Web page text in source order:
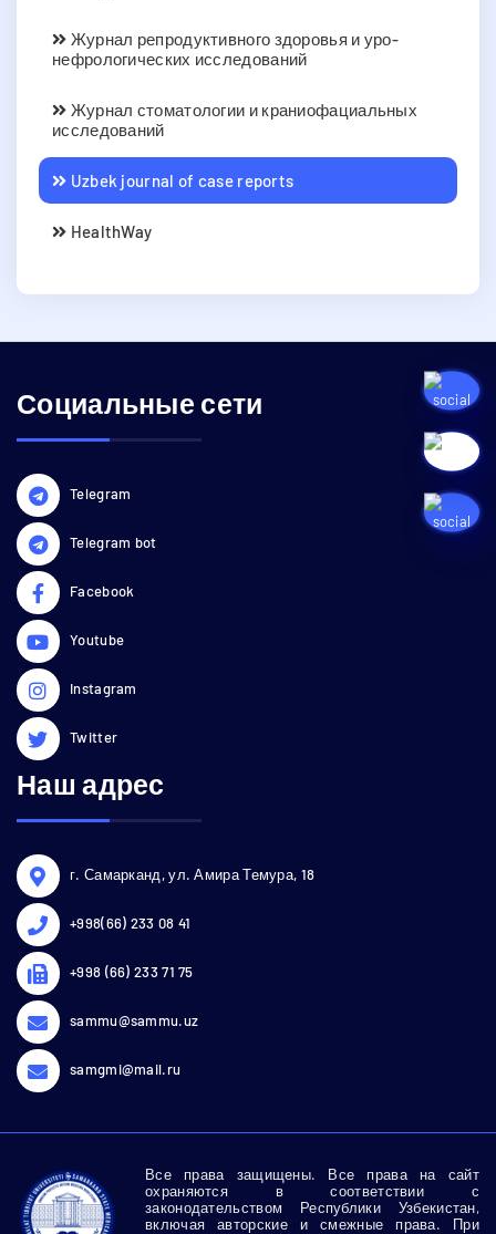
Журнал репродуктивного здоровья и уро-
нефрологических исследований
Журнал стоматологии и краниофациальных
исследований
Uzbek journal of case reports
HealthWay
Социальные сети
Telegram
Telegram bot
Facebook
Youtube
Instagram
Twitter
Наш адрес
г. Самарканд, ул. Амира Темура, 18
+998(66) 233 08 41
+998 (66) 233 71 75
sammu@sammu.uz
samgmi@mail.ru
Все права защищены. Все права на сайт
охраняются в соответствии с
законодательством Республики Узбекистан,
включая авторские и смежные права. При